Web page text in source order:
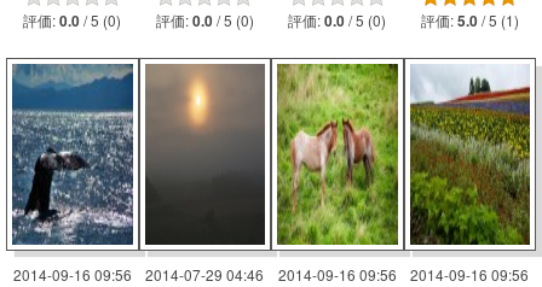
評価:0.0 / 5 (0) 評価:0.0 / 5 (0) 評価:0.0 / 5 (0) 評価:5.0 / 5 (1)
2014-09-16 09:56
2014-07-29 04:46
2014-09-16 09:56
2014-09-16 09:56